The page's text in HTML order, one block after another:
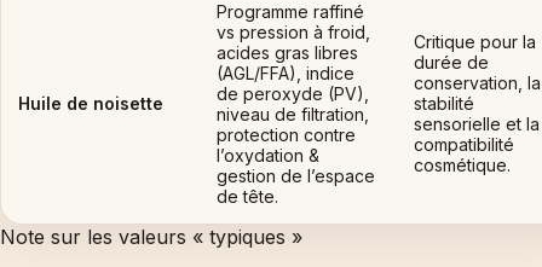
Huile de noisette
Programme raffiné
vs pression à froid,
acides gras libres
(AGL/FFA), indice
de peroxyde (PV),
niveau de filtration,
protection contre
l’oxydation &
gestion de l’espace
de tête.
Critique pour la
durée de
conservation, la
stabilité
sensorielle et la
compatibilité
cosmétique.
Note sur les valeurs « typiques »